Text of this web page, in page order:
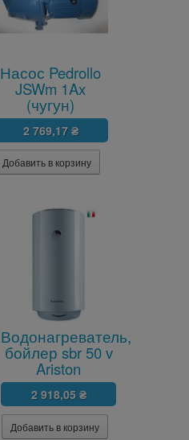
Насос Pedrollo
JSWm 1Ax
(чугун)
2 769,17 ₴
Водонагреватель,
бойлер sbr 50 v
Ariston
2 918,05 ₴